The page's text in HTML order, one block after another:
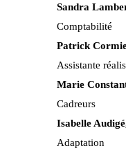
Sandra
Comptabilité
Patrick
Assistante
Marie
Cadreurs
Isabelle
Adaptation